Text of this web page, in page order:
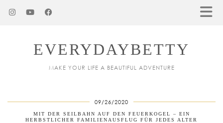
EVERYDAYBETTY
MAKE YOUR LIFE A BEAUTIFUL ADVENTURE
09/26/2020
MIT DER SEILBAHN AUF DEN FEUERKOGEL – EIN
HERBSTLICHER FAMILIENAUSFLUG FÜR JEDES ALTER